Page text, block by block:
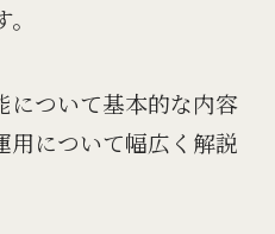
について基本的な内容
用について幅広く解説